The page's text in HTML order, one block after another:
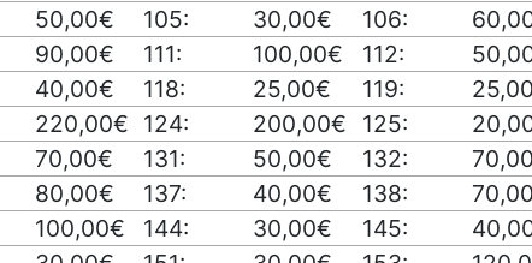
50,00€ 105: 30,00€ 106:
90,00€ 111: 100,00€ 112:
40,00€ 118: 25,00€ 119:
220,00€ 124: 200,00€ 125:
70,00€ 131: 50,00€ 132:
80,00€ 137: 40,00€ 138:
100,00€ 144: 30,00€ 145: